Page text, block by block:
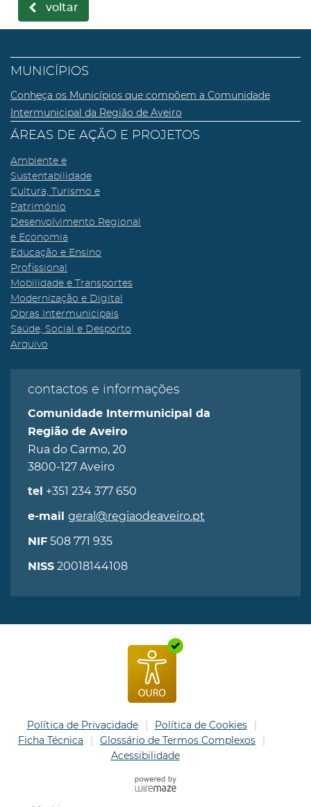
voltar
MUNICÍPIOS
Conheça os Municípios que compõem a Comunidade
Intermunicipal da Região de Aveiro
ÁREAS DE AÇÃO E PROJETOS
Ambiente e
Sustentabilidade
Cultura, Turismo e
Património
Desenvolvimento Regional
e Economia
Educação e Ensino
Profissional
Mobilidade e Transportes
Modernização e Digital
Obras Intermunicipais
Saúde, Social e Desporto
Arquivo
contactos e informações
Comunidade Intermunicipal da
Região de Aveiro
Rua do Carmo, 20
3800-127 Aveiro
tel +351 234 377 650
e-mail geral@regiaodeaveiro.pt
NIF 508 771 935
NISS 20018144108
Política de Privacidade
Política de Cookies
Ficha Técnica
Glossário de Termos Complexos
Acessibilidade